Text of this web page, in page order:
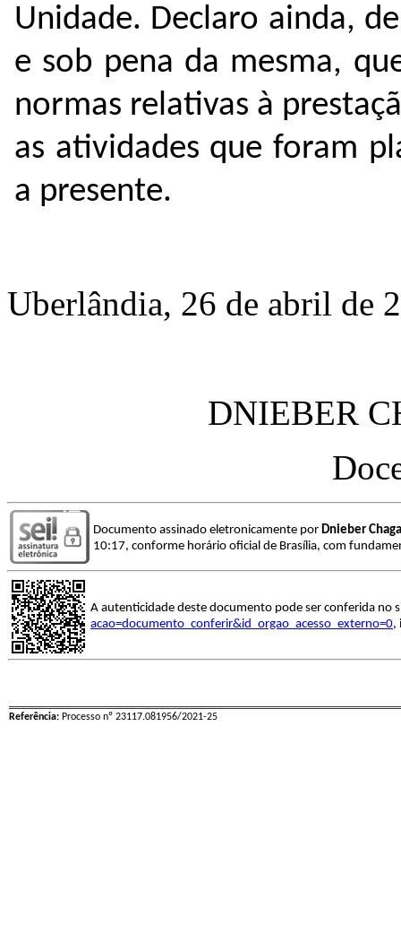
Unidade. Declaro ainda,
e sob pena da mesma,
normas relativas à
as atividades que foram
a presente.
Uberlândia, 26 de abril de
DNIEBER
Documento assinado eletronicamente por Dnieber
10:17, conforme horário oficial de Brasília, com
A autenticidade deste documento pode ser conferida no
acao=documento_conferir&id_orgao_acesso_externo=0,
Referência: Processo nº 23117.081956/2021-25